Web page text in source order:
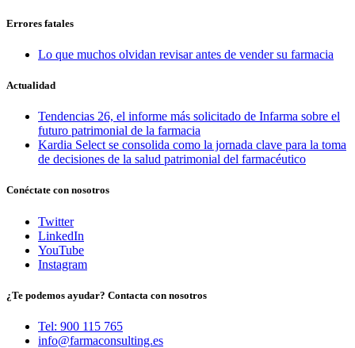
Errores fatales
Lo que muchos olvidan revisar antes de vender su farmacia
Actualidad
Tendencias 26, el informe más solicitado de Infarma sobre el
futuro patrimonial de la farmacia
Kardia Select se consolida como la jornada clave para la toma
de decisiones de la salud patrimonial del farmacéutico
Conéctate con nosotros
Twitter
LinkedIn
YouTube
Instagram
¿Te podemos ayudar? Contacta con nosotros
Tel: 900 115 765
info@farmaconsulting.es